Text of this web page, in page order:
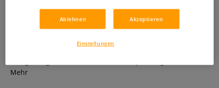
0 Bewertungen
Ideal zum Versiegeln von rohen Keramikoberflächen. Nicht
glasierte Gefäße einfach mit Tondicht ausschwenken, den
Mehr
Ablehnen Akzeptieren
Einstellungen